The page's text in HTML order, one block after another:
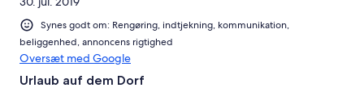
Synes godt om: Rengøring, indtjekning, kommunikation,
beliggenhed, annoncens rigtighed
Oversæt med Google
Urlaub auf dem Dorf